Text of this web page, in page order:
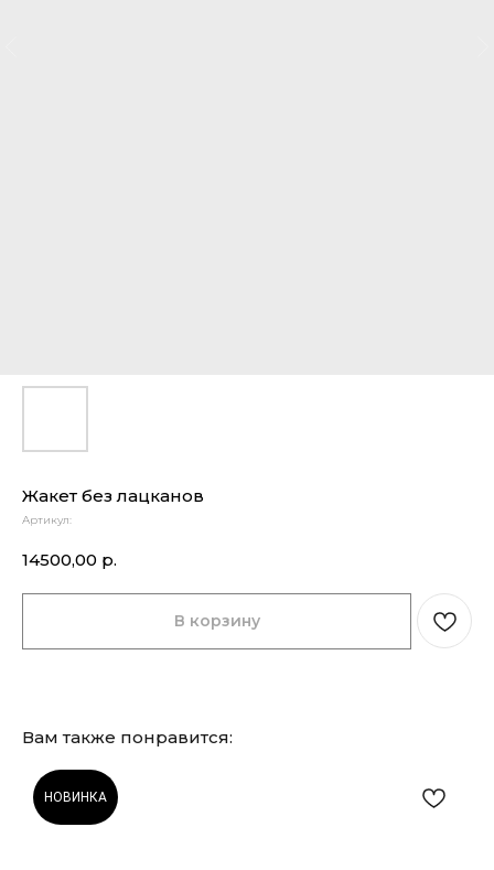
Жакет без лацканов
Артикул:
14500,00 р.
В корзину
Вам также понравится:
НОВИНКА